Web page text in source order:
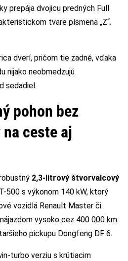
prepája dvojicu predných Full
tvare písmena „Z“.
dverí, pričom tie zadné, vďaka
nijako neobmedzujú
sedadiel.
pohon bez
ceste aj
2,3-litrový štvorvalcový
500 s výkonom 140 kW, ktorý
vozidlá Renault Master či
vysoko cez 400 000 km.
pickupu Dongfeng DF 6.
turbo verziu s krútiacim